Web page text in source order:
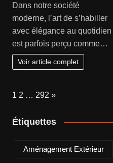
Dans notre société
moderne, l’art de s’habiller
avec élégance au quotidien
est parfois perçu comme…
Voir article complet
Page:
1 2 … 292 Next
»
Étiquettes
Aménagement Extérieur